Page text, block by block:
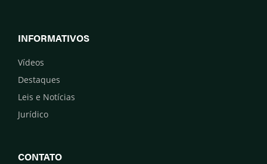
INFORMATIVOS
Vídeos
Destaques
Leis e Notícias
Jurídico
CONTATO